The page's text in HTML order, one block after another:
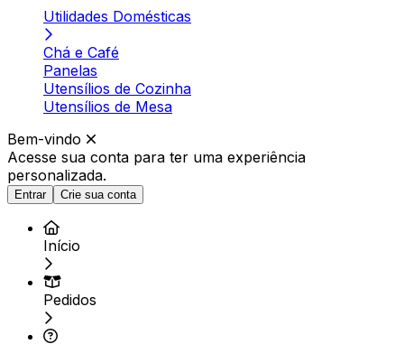
Utilidades Domésticas
Chá e Café
Panelas
Utensílios de Cozinha
Utensílios de Mesa
Bem-vindo
Acesse sua conta para ter uma experiência
personalizada.
Entrar Crie sua conta
Início
Pedidos